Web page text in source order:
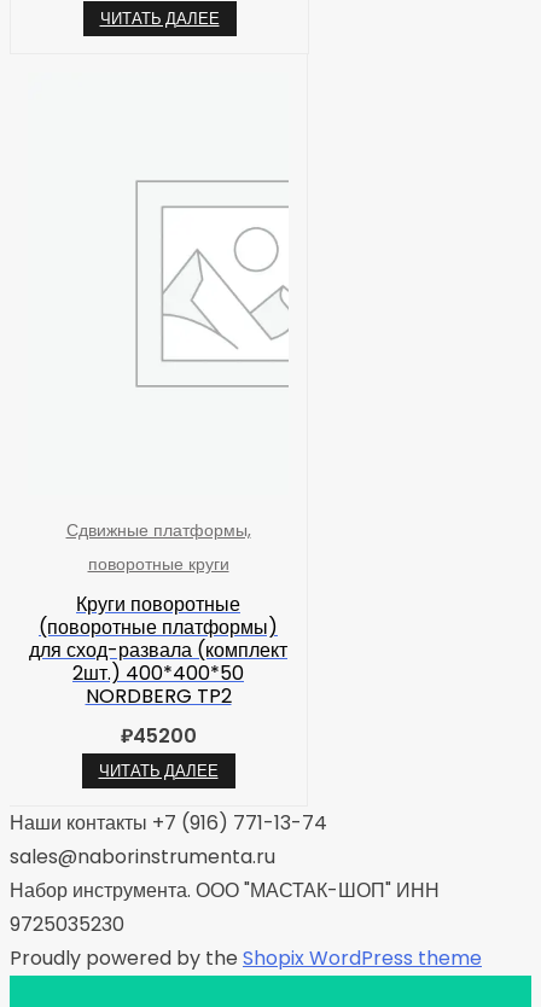
ЧИТАТЬ ДАЛЕЕ
Сдвижные платформы,
поворотные круги
Круги поворотные
(поворотные платформы)
для сход-развала (комплект
2шт.) 400*400*50
NORDBERG TP2
₽45200
ЧИТАТЬ ДАЛЕЕ
Наши контакты +7 (916) 771-13-74
sales@naborinstrumenta.ru
Набор инструмента. ООО "МАСТАК-ШОП" ИНН
9725035230
Proudly powered by the Shopix WordPress theme